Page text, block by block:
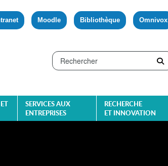
Moodle Bibliothèque Omnivox
SERVICES AUX
ENTREPRISES
RECHERCHE
ET INNOVATION